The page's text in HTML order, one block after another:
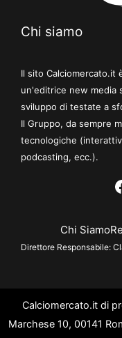
Chi siamo
Il sito Calciomercato.it
un'editrice new media
sviluppo di testate a
Il Gruppo, da sempre
tecnologiche
podcasting, ecc.).
Chi Siamo
Direttore Responsabile:
Calciomercato.it di
Marchese 10, 00141